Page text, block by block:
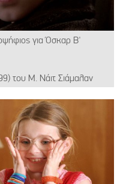
για Όσκαρ Β'
του Μ. Νάιτ Σιάμαλαν